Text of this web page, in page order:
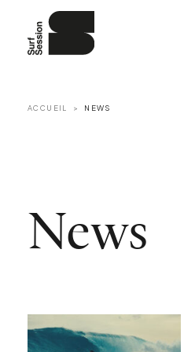
ACCUEIL NEWS
News